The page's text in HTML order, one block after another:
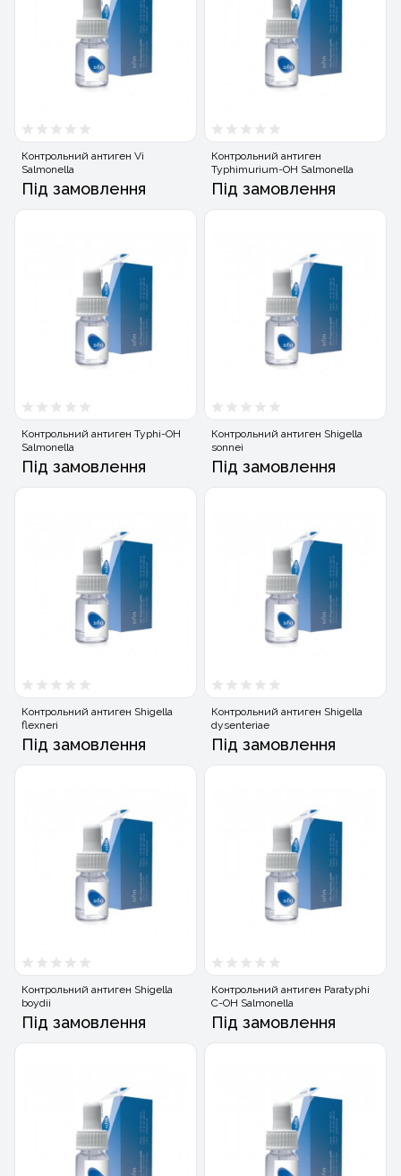
Контрольний антиген Vi
Salmonella
Під замовлення
Контрольний антиген
Typhimurium-OH Salmonella
Під замовлення
Контрольний антиген Typhi-OH
Salmonella
Під замовлення
Контрольний антиген Shigella
sonnei
Під замовлення
Контрольний антиген Shigella
flexneri
Під замовлення
Контрольний антиген Shigella
dysenteriae
Під замовлення
Контрольний антиген Shigella
boydii
Під замовлення
Контрольний антиген Paratyphi
C-OH Salmonella
Під замовлення